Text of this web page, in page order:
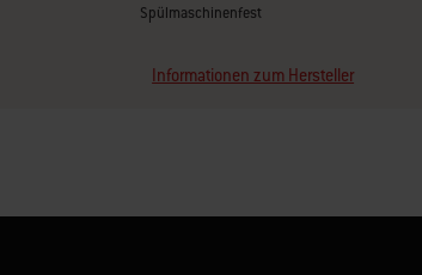
Spülmaschinenfest
Informationen zum Hersteller